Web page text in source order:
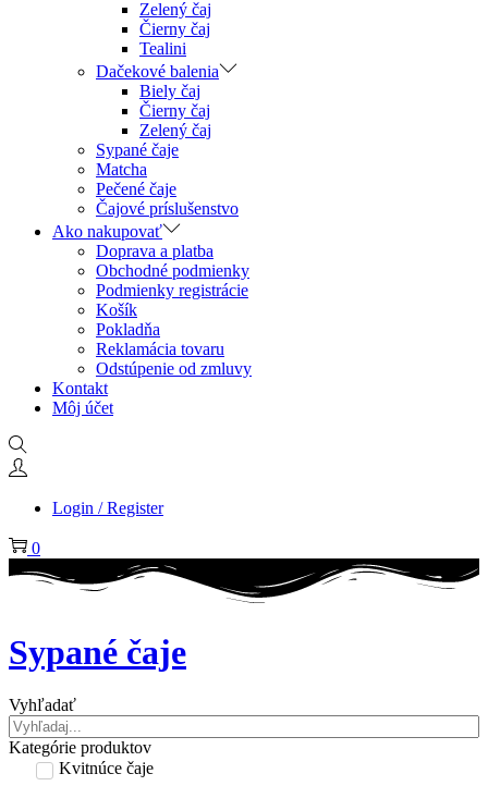
Zelený čaj
Čierny čaj
Tealini
Dačekové balenia
Biely čaj
Čierny čaj
Zelený čaj
Sypané čaje
Matcha
Pečené čaje
Čajové príslušenstvo
Ako nakupovať
Doprava a platba
Obchodné podmienky
Podmienky registrácie
Košík
Pokladňa
Reklamácia tovaru
Odstúpenie od zmluvy
Kontakt
Môj účet
Login / Register
0
Sypané čaje
Vyhľadať
Kategórie produktov
Kvitnúce čaje